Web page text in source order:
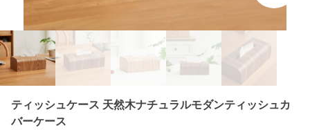
ティッシュケース 天然木ナチュラルモダンティッシュカ
バーケース